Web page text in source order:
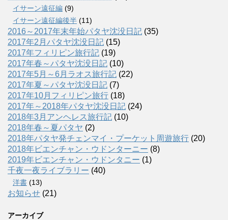
イサーン遠征編 (9)
イサーン遠征編後半 (11)
2016～2017年末年始パタヤ沈没日記 (35)
2017年2月パタヤ沈没日記 (15)
2017年フィリピン旅行記 (19)
2017年春～パタヤ沈没日記 (10)
2017年5月～6月ラオス旅行記 (22)
2017年夏～パタヤ沈没日記 (7)
2017年10月フィリピン旅行 (18)
2017年～2018年パタヤ沈没日記 (24)
2018年3月アンヘレス旅行記 (10)
2018年春～夏パタヤ (2)
2018年パタヤ発チェンマイ・プーケット周遊旅行 (20)
2018年ビエンチャン・ウドンターニー (8)
2019年ビエンチャン・ウドンタニー (1)
千夜一夜ライブラリー (40)
洋書 (13)
お知らせ (21)
アーカイブ